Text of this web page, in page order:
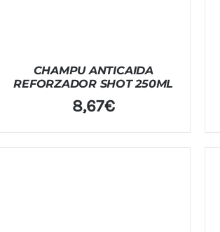
CHAMPU ANTICAIDA
REFORZADOR SHOT 250ML
8,67€